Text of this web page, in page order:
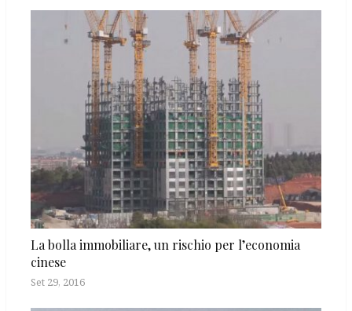
La bolla immobiliare, un rischio per l’economia
cinese
Set 29, 2016